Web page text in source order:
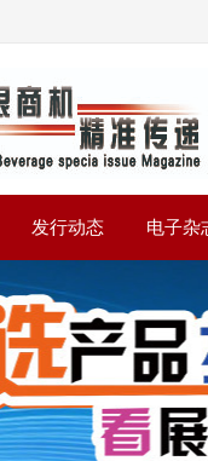
发行动态 电子杂